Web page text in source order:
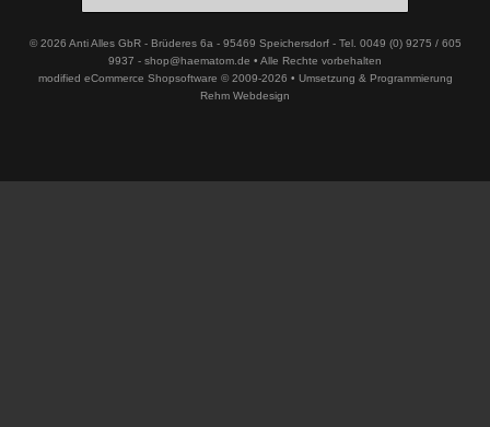
© 2026 Anti Alles GbR - Brüderes 6a - 95469 Speichersdorf - Tel. 0049 (0) 9275 / 605
9937 - shop@haematom.de • Alle Rechte vorbehalten
modified eCommerce Shopsoftware © 2009-2026 • Umsetzung & Programmierung
Rehm Webdesign